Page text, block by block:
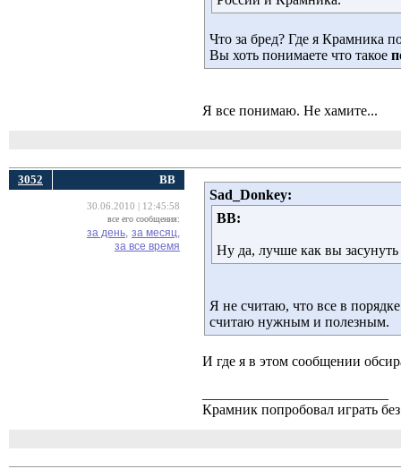
Что за бред? Где я Крамника
Вы хоть понимаете что такое
Я все понимаю. Не хамите...
3052 ВВ
30.06.2010 | 12:45:58
все его сообщения:
за день, за месяц,
за все время
Sad_Donkey:
ВВ:
Ну да, лучше как вы засунуть
Я не считаю, что все в
считаю нужным и полезным.
И где я в этом сообщении
Крамник попробовал играть